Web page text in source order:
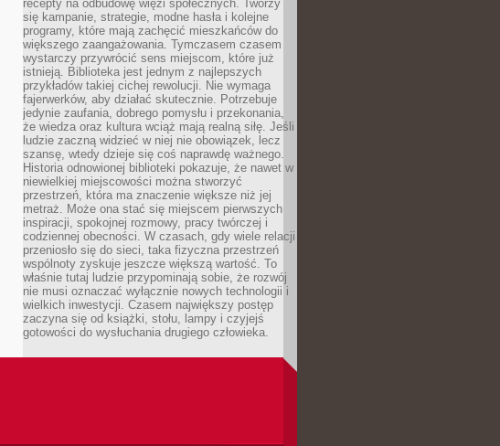
recepty na odbudowę więzi społecznych. Tworzy
się kampanie, strategie, modne hasła i kolejne
programy, które mają zachęcić mieszkańców do
większego zaangażowania. Tymczasem czasem
wystarczy przywrócić sens miejscom, które już
istnieją. Biblioteka jest jednym z najlepszych
przykładów takiej cichej rewolucji. Nie wymaga
fajerwerków, aby działać skutecznie. Potrzebuje
jedynie zaufania, dobrego pomysłu i przekonania,
że wiedza oraz kultura wciąż mają realną siłę. Jeśli
ludzie zaczną widzieć w niej nie obowiązek, lecz
szansę, wtedy dzieje się coś naprawdę ważnego.
Historia odnowionej biblioteki pokazuje, że nawet w
niewielkiej miejscowości można stworzyć
przestrzeń, która ma znaczenie większe niż jej
metraż. Może ona stać się miejscem pierwszych
inspiracji, spokojnej rozmowy, pracy twórczej i
codziennej obecności. W czasach, gdy wiele relacji
przeniosło się do sieci, taka fizyczna przestrzeń
wspólnoty zyskuje jeszcze większą wartość. To
właśnie tutaj ludzie przypominają sobie, że rozwój
nie musi oznaczać wyłącznie nowych technologii i
wielkich inwestycji. Czasem największy postęp
zaczyna się od książki, stołu, lampy i czyjejś
gotowości do wysłuchania drugiego człowieka.